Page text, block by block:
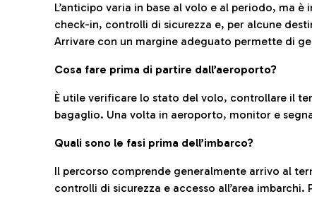
L’anticipo varia in base al volo e al periodo, ma
check-in, controlli di sicurezza e, per alcune
Arrivare con un margine adeguato permette di
Cosa fare prima di partire dall’aeroporto?
È utile verificare lo stato del volo, controllare il
bagaglio. Una volta in aeroporto, monitor e
Quali sono le fasi prima dell’imbarco?
Il percorso comprende generalmente arrivo al
controlli di sicurezza e accesso all’area